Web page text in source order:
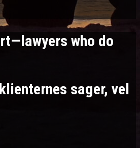
who do
sager, vel